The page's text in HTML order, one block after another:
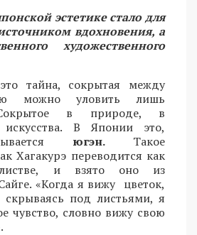
эстетике стало для
вдохновения, а
художественного
тайна, сокрытая между
можно уловить лишь
в природе, в
искусства. В Японии это,
югэн.Такое
Хагакурэ переводится как
и взято оно из
«Когда я вижу цветок,
под листьями, я
чувство, словно вижу свою